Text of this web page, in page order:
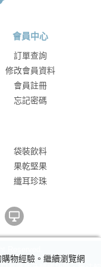
會員中心
訂單查詢
修改會員資料
會員註冊
忘記密碼
袋裝飲料
果乾堅果
纖耳珍珠
物經驗。繼續瀏覽網